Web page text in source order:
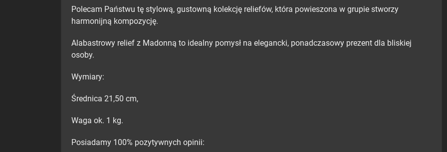
Polecam Państwu tę stylową, gustowną kolekcję reliefów, która powieszona w grupie stworzy
harmonijną kompozycję.
Alabastrowy relief z Madonną to idealny pomysł na elegancki, ponadczasowy prezent dla bliskiej
osoby.
Wymiary:
Średnica 21,50 cm,
Waga ok. 1 kg.
Posiadamy 100% pozytywnych opinii: